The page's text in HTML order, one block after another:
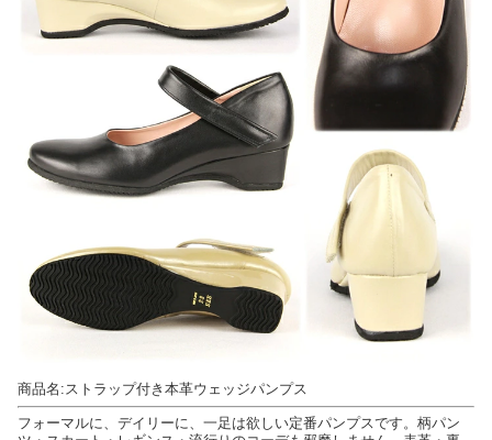
商品名:ストラップ付き本革ウェッジパンプス
フォーマルに、デイリーに、一足は欲しい定番パンプスです。柄パン